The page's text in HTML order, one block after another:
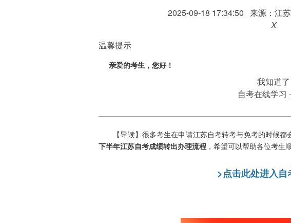
2025-09-18 17:34:50 来源：江
X
温馨提示
亲爱的考生，您好！
我知道了
自考在线学习
【导读】很多考生在申请江苏自考转考与免考的时候都
下半年江苏自考成绩转出办理流程 ，希望可以帮助各位考生
>点击此处进入自